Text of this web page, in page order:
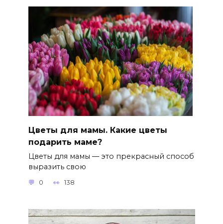
Цветы для мамы. Какие цветы
подарить маме?
Цветы для мамы — это прекрасный способ
выразить свою
0 138